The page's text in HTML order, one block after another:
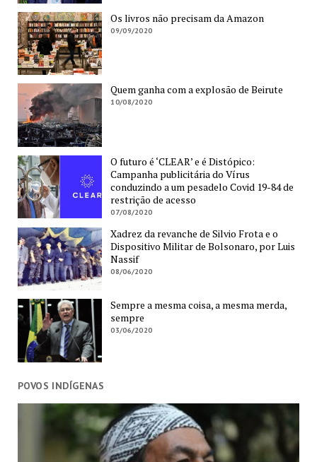
Os livros não precisam da Amazon
09/09/2020
Quem ganha com a explosão de Beirute
10/08/2020
O futuro é ‘CLEAR’ e é Distópico:
Campanha publicitária do Vírus
conduzindo a um pesadelo Covid 19-84 de
restrição de acesso
07/08/2020
Xadrez da revanche de Silvio Frota e o
Dispositivo Militar de Bolsonaro, por Luis
Nassif
08/06/2020
Sempre a mesma coisa, a mesma merda,
sempre
03/06/2020
POVOS INDÍGENAS